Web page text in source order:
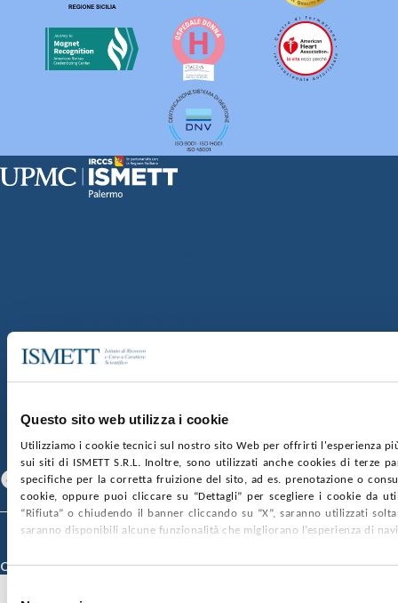
Questo sito web utilizza i cookie
Utilizziamo i cookie tecnici sul nostro sito Web per offrirti l'esperienza
sui siti di ISMETT S.R.L. Inoltre, sono utilizzati anche cookies di terze
specifiche per la corretta fruizione del sito, ad es. prenotazione o
cookie, oppure puoi cliccare su “Dettagli” per scegliere i cookie da
“Rifiuta” o chiudendo il banner cliccando su “X”, saranno utilizzati
saranno disponibili alcune funzionalità che migliorano l’esperienza di
SOCIETÀ TRASPARENTE
GARE E CONTRATTIPRIVACYCOOKIE POLICY
CONTATTI
SEGUICI SU
Facebook Linkedin Youtube
© 2026 ISMETT (Istituto Mediterraneo per i Trapianti e Terapie ad Alta
Credits